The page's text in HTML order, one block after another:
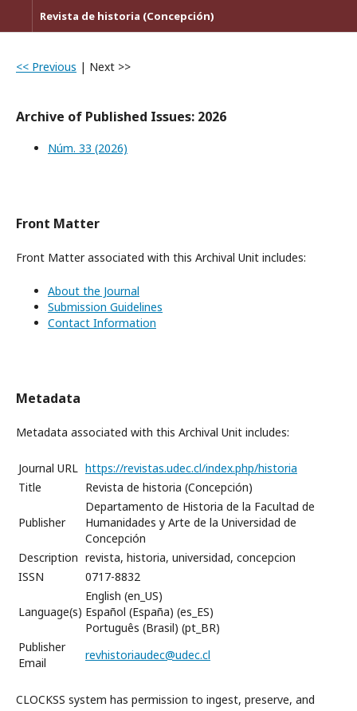
Revista de historia (Concepción)
<< Previous | Next >>
Archive of Published Issues: 2026
Núm. 33 (2026)
Front Matter
Front Matter associated with this Archival Unit includes:
About the Journal
Submission Guidelines
Contact Information
Metadata
Metadata associated with this Archival Unit includes:
Journal URL https://revistas.udec.cl/index.php/historia
Title
Revista de historia (Concepción)
Publisher
Departamento de Historia de la Facultad de
Humanidades y Arte de la Universidad de
Concepción
Description revista, historia, universidad, concepcion
ISSN
0717-8832
Language(s)
English (en_US)
Español (España) (es_ES)
Português (Brasil) (pt_BR)
Publisher
Email
revhistoriaudec@udec.cl
CLOCKSS system has permission to ingest, preserve, and